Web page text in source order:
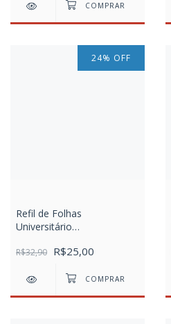
24% OFF
Refil de Folhas
Universitário
R$32,90 R$25,00